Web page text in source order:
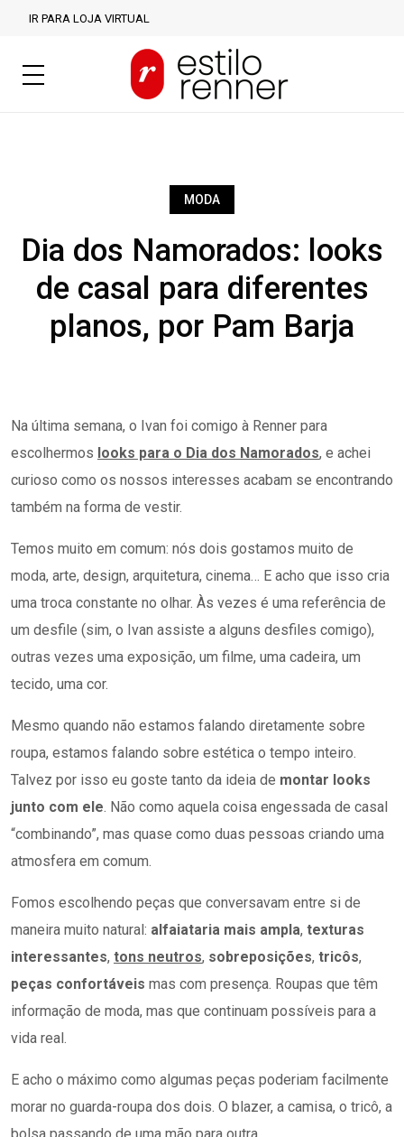
IR PARA LOJA VIRTUAL
MODA
Dia dos Namorados: looks
de casal para diferentes
planos, por Pam Barja
Na última semana, o Ivan foi comigo à Renner para
escolhermos looks para o Dia dos Namorados, e achei
curioso como os nossos interesses acabam se encontrando
também na forma de vestir.
Temos muito em comum: nós dois gostamos muito de
moda, arte, design, arquitetura, cinema… E acho que isso cria
uma troca constante no olhar. Às vezes é uma referência de
um desfile (sim, o Ivan assiste a alguns desfiles comigo),
outras vezes uma exposição, um filme, uma cadeira, um
tecido, uma cor.
Mesmo quando não estamos falando diretamente sobre
roupa, estamos falando sobre estética o tempo inteiro.
Talvez por isso eu goste tanto da ideia de montar looks
junto com ele. Não como aquela coisa engessada de casal
“combinando”, mas quase como duas pessoas criando uma
atmosfera em comum.
Fomos escolhendo peças que conversavam entre si de
maneira muito natural: alfaiataria mais ampla, texturas
interessantes, tons neutros, sobreposições, tricôs,
peças confortáveis mas com presença. Roupas que têm
informação de moda, mas que continuam possíveis para a
vida real.
E acho o máximo como algumas peças poderiam facilmente
morar no guarda-roupa dos dois. O blazer, a camisa, o tricô, a